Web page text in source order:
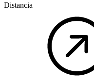
Distancia